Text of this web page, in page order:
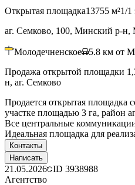
Открытая площадка13755 м²1/1
аг. Семково, 100, Минский р-н,
Молодечненское 5.8 км от
Продажа открытой площадки
н, аг. Семково
Продается открытая площадка
участке площадью 3 га, район
Все центральные
Идеальная площадка для
Контакты
Написать
21.05.2026 ID 3938988
Агентство